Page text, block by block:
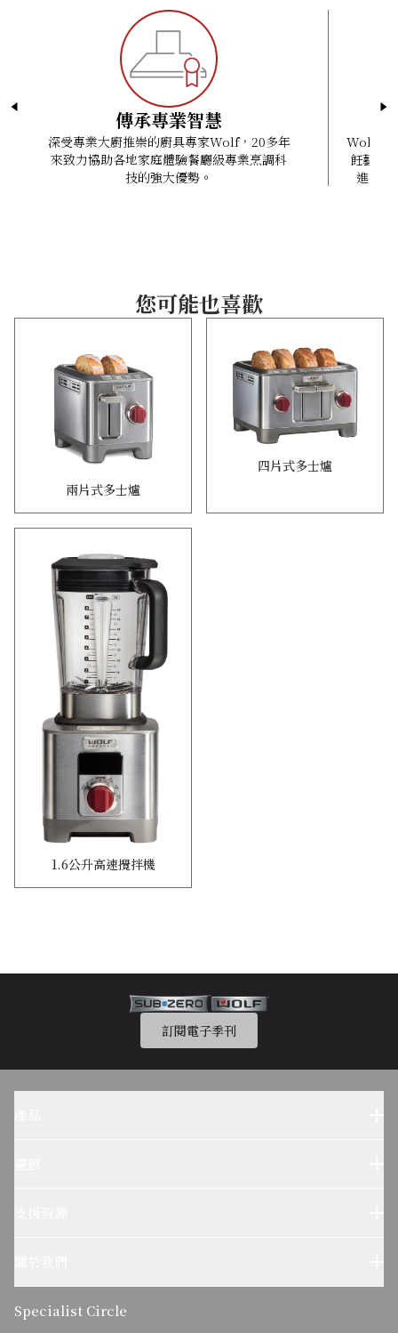
傳承專業智慧
深受專業大廚推崇的廚具專家Wolf，20多年
來致力協助各地家庭體驗餐廳級專業烹調科
技的強大優勢。
Wolf 廚
飪藝術
進技術
您可能也喜歡
兩片式多士爐
四片式多士爐
1.6公升高速攪拌機
訂閱電子季刊
可持續發展
關於麥迪森集團
Specialist Circle